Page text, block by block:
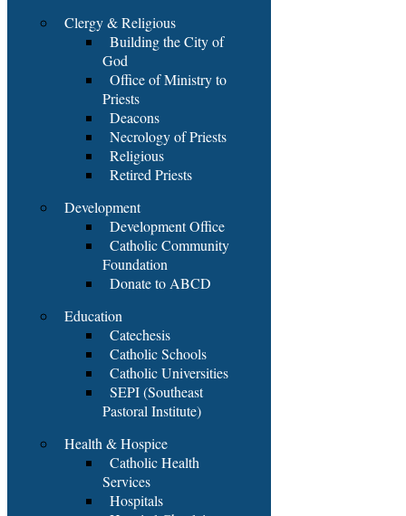
Clergy & Religious
Building the City of
God
Office of Ministry to
Priests
Deacons
Necrology of Priests
Religious
Retired Priests
Development
Development Office
Catholic Community
Foundation
Donate to ABCD
Education
Catechesis
Catholic Schools
Catholic Universities
SEPI (Southeast
Pastoral Institute)
Health & Hospice
Catholic Health
Services
Hospitals